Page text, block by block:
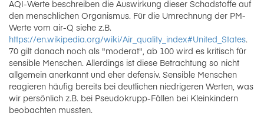
AQI-Werte beschreiben die Auswirkung dieser Schadstoffe auf
den menschlichen Organismus. Für die Umrechnung der PM-
Werte vom air-Q siehe z.B.
https://en.wikipedia.org/wiki/Air_quality_index#United_States.
70 gilt danach noch als "moderat", ab 100 wird es kritisch für
sensible Menschen. Allerdings ist diese Betrachtung so nicht
allgemein anerkannt und eher defensiv. Sensible Menschen
reagieren häufig bereits bei deutlichen niedrigeren Werten, was
wir persönlich z.B. bei Pseudokrupp-Fällen bei Kleinkindern
beobachten mussten.